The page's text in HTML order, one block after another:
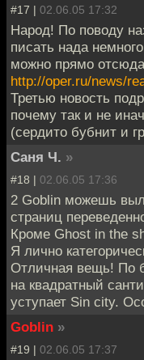
#17 | 02.06.05 17:32
Народ! По поводу
писать нада
можно прямо
http://oper.ru/news/
Третью новость
почему так и не
(сердито бубнит и
Саня Ч. »
#18 | 02.06.05 17:36
2 Goblin можешь
страниц
Кроме Ghost in the
Я лично
Отличная вещь! По
на квадратный
уступает Sin city.
Goblin »
#19 | 02.06.05 17:37